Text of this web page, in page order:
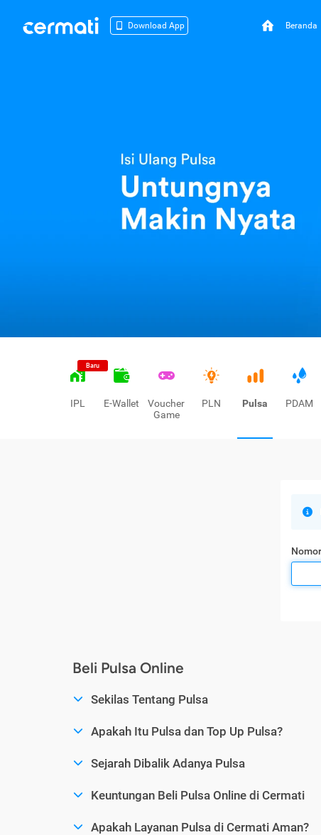
Download App Beranda
Baru
IPL E-Wallet
Voucher
Game
PLN Pulsa PDAM
Beli Pulsa Online
Sekilas Tentang Pulsa
Apakah Itu Pulsa dan Top Up Pulsa?
Sejarah Dibalik Adanya Pulsa
Keuntungan Beli Pulsa Online di Cermati
Apakah Layanan Pulsa di Cermati Aman?